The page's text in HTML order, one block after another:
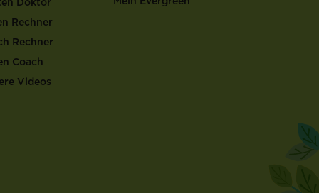
Rechner
Rechner
Coach
Videos